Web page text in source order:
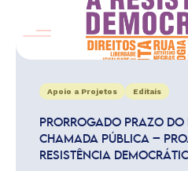
Apoio a Projetos Editais
PRORROGADO PRAZO DO
CHAMADA PÚBLICA –
RESISTÊNCIA